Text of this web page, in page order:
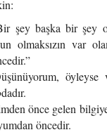
şey başka bir şey
olmaksızın var
dadır.
önce gelen
öncedir.